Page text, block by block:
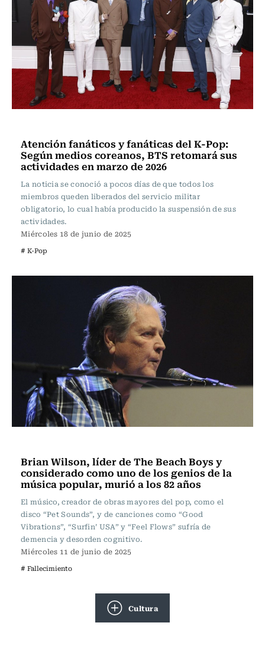
Atención fanáticos y fanáticas del K-Pop:
Según medios coreanos, BTS retomará sus
actividades en marzo de 2026
La noticia se conoció a pocos días de que todos los
miembros queden liberados del servicio militar
obligatorio, lo cual había producido la suspensión de sus
actividades.
Miércoles 18 de junio de 2025
# K-Pop
Brian Wilson, líder de The Beach Boys y
considerado como uno de los genios de la
música popular, murió a los 82 años
El músico, creador de obras mayores del pop, como el
disco “Pet Sounds”, y de canciones como “Good
Vibrations”, “Surfin’ USA” y “Feel Flows” sufría de
demencia y desorden cognitivo.
Miércoles 11 de junio de 2025
# Fallecimiento
Cultura